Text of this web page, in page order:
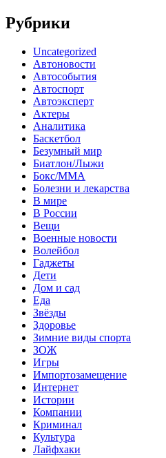
Рубрики
Uncategorized
Автоновости
Автособытия
Автоспорт
Автоэксперт
Актеры
Аналитика
Баскетбол
Безумный мир
Биатлон/Лыжи
Бокс/MMA
Болезни и лекарства
В мире
В России
Вещи
Военные новости
Волейбол
Гаджеты
Дети
Дом и сад
Еда
Звёзды
Здоровье
Зимние виды спорта
ЗОЖ
Игры
Импортозамещение
Интернет
Истории
Компании
Криминал
Культура
Лайфхаки